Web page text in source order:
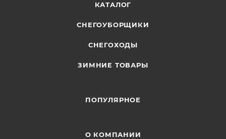
КАТАЛОГ
СНЕГОУБОРЩИКИ
СНЕГОХОДЫ
ЗИМНИЕ ТОВАРЫ
ПОПУЛЯРНОЕ
О КОМПАНИИ